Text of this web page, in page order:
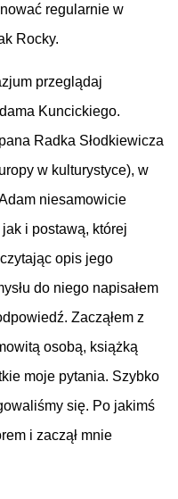
regularnie w
Rocky.
przeglądaj
Kuncickiego.
Radka Słodkiewicza
w kulturystyce), w
niesamowicie
i postawą, której
opis jego
do niego napisałem
Zacząłem z
osobą, książką
moje pytania. Szybko
się. Po jakimś
i zaczął mnie